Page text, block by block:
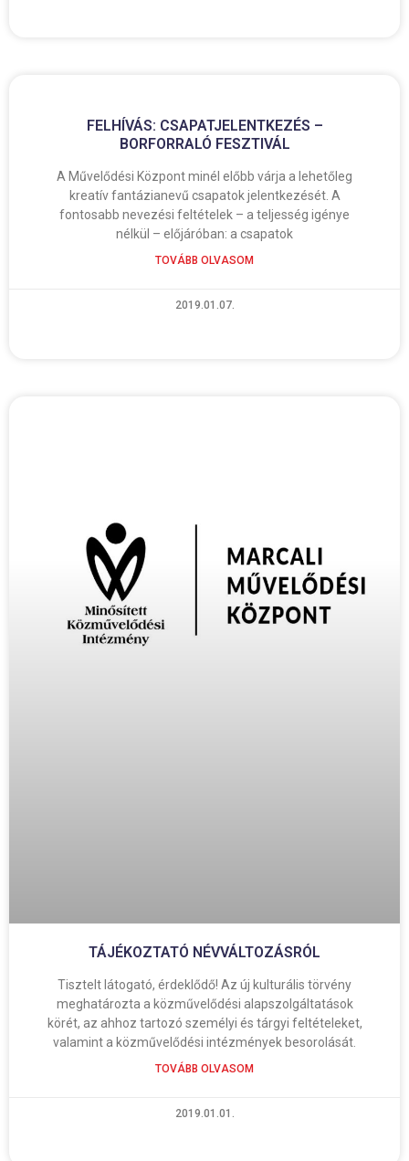
FELHÍVÁS: CSAPATJELENTKEZÉS –
BORFORRALÓ FESZTIVÁL
A Művelődési Központ minél előbb várja a lehetőleg
kreatív fantázianevű csapatok jelentkezését. A
fontosabb nevezési feltételek – a teljesség igénye
nélkül – előjáróban: a csapatok
TOVÁBB OLVASOM
2019.01.07.
TÁJÉKOZTATÓ NÉVVÁLTOZÁSRÓL
Tisztelt látogató, érdeklődő! Az új kulturális törvény
meghatározta a közművelődési alapszolgáltatások
körét, az ahhoz tartozó személyi és tárgyi feltételeket,
valamint a közművelődési intézmények besorolását.
TOVÁBB OLVASOM
2019.01.01.